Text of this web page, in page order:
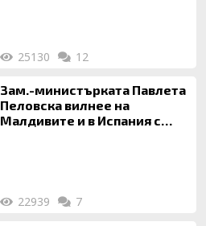
25130 12
Зам.-министърката Павлета
Пеловска вилнее на
Малдивите и в Испания с
22939 7